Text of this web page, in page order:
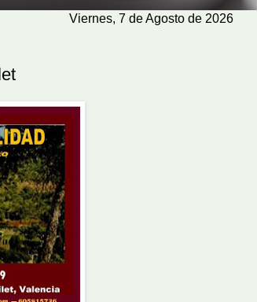
Viernes, 7 de Agosto de 2026